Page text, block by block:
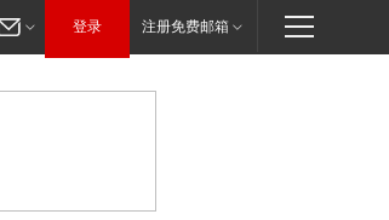
登录 注册免费邮箱